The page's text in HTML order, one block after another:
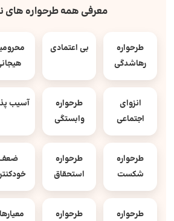
معرفی همه طرحواره های
طرحواره
رهاشدگی
بی اعتمادی
انزوای
اجتماعی
طرحواره
وابستگی
آسیب
طرحواره
شکست
طرحواره
استحقاق
طرحواره
طرحواره